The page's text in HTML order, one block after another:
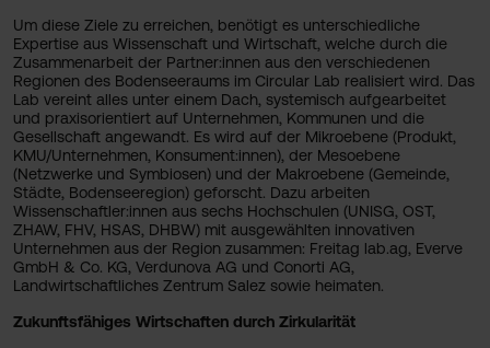
Um diese Ziele zu erreichen, benötigt es unterschiedliche
Expertise aus Wissenschaft und Wirtschaft, welche durch die
Zusammenarbeit der Partner:innen aus den verschiedenen
Regionen des Bodenseeraums im Circular Lab realisiert wird. Das
Lab vereint alles unter einem Dach, systemisch aufgearbeitet
und praxisorientiert auf Unternehmen, Kommunen und die
Gesellschaft angewandt. Es wird auf der Mikroebene (Produkt,
KMU/Unternehmen, Konsument:innen), der Mesoebene
(Netzwerke und Symbiosen) und der Makroebene (Gemeinde,
Städte, Bodenseeregion) geforscht. Dazu arbeiten
Wissenschaftler:innen aus sechs Hochschulen (UNISG, OST,
ZHAW, FHV, HSAS, DHBW) mit ausgewählten innovativen
Unternehmen aus der Region zusammen: Freitag lab.ag, Everve
GmbH & Co. KG, Verdunova AG und Conorti AG,
Landwirtschaftliches Zentrum Salez sowie heimaten.
Zukunftsfähiges Wirtschaften durch Zirkularität